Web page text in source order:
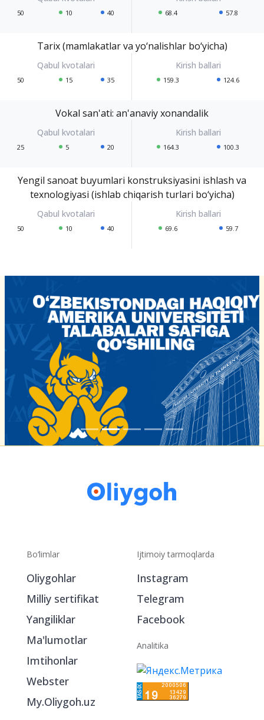
50 10 40 68.4 57.8
Tarix (mamlakatlar va yo‘nalishlar bo‘yicha)
50 15 35 159.3 124.6
Vokal san'ati: an'anaviy xonandalik
25 5 20 164.3 100.3
Yengil sanoat buyumlari konstruksiyasini ishlash va
texnologiyasi (ishlab chiqarish turlari bo‘yicha)
50 10 40 69.6 59.7
Bo‘limlar
Oliygohlar
Milliy sertifikat
Yangiliklar
Ma'lumotlar
Imtihonlar
Webster
My.Oliygoh.uz
Ijtimoiy tarmoqlarda
Instagram
Telegram
Facebook
Analitika